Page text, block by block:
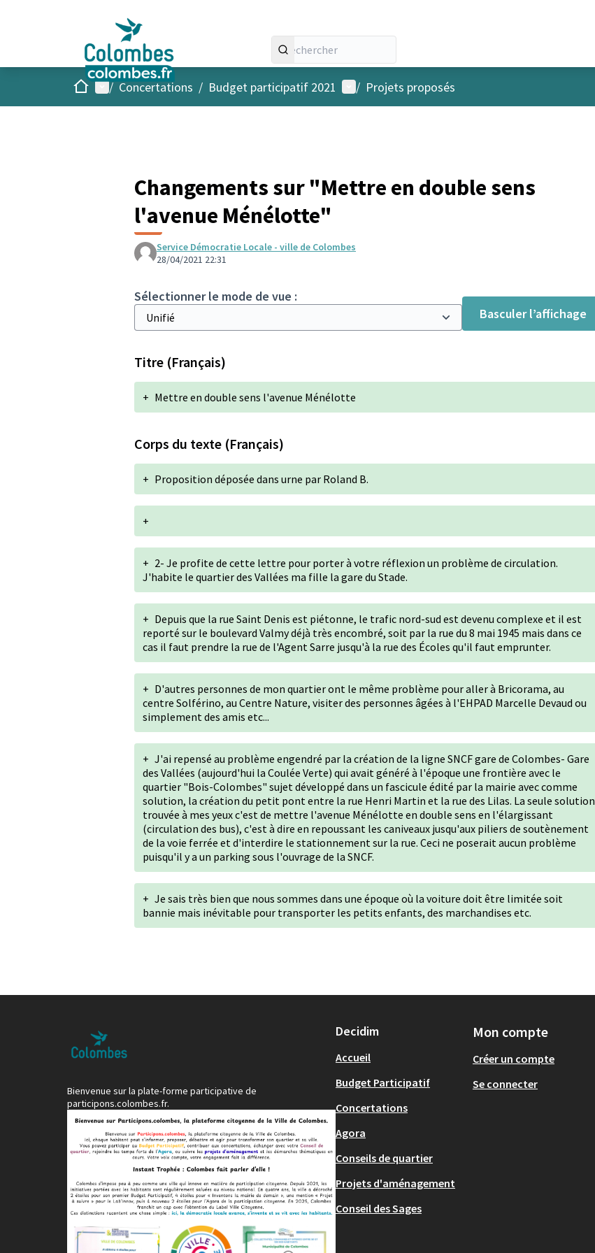
AccueilMenu principal
/ Concertations / Budget participatif 2021 Menu utilisateur
/ Projets proposés
Changements sur "Mettre en double sens
l'avenue Ménélotte"
Service Démocratie Locale - ville de Colombes
28/04/2021 22:31
Sélectionner le mode de vue :
Basculer l’affichage
Titre (Français)
+ Mettre en double sens l'avenue Ménélotte
Corps du texte (Français)
+ Proposition déposée dans urne par Roland B.
+
+ 2- Je profite de cette lettre pour porter à votre réflexion un problème de circulation.
J'habite le quartier des Vallées ma fille la gare du Stade.
+ Depuis que la rue Saint Denis est piétonne, le trafic nord-sud est devenu complexe et il est
reporté sur le boulevard Valmy déjà très encombré, soit par la rue du 8 mai 1945 mais dans ce
cas il faut prendre la rue de l'Agent Sarre jusqu'à la rue des Écoles qu'il faut emprunter.
+ D'autres personnes de mon quartier ont le même problème pour aller à Bricorama, au
centre Solférino, au Centre Nature, visiter des personnes âgées à l'EHPAD Marcelle Devaud ou
simplement des amis etc...
+ J'ai repensé au problème engendré par la création de la ligne SNCF gare de Colombes- Gare
des Vallées (aujourd'hui la Coulée Verte) qui avait généré à l'époque une frontière avec le
quartier "Bois-Colombes" sujet développé dans un fascicule édité par la mairie avec comme
solution, la création du petit pont entre la rue Henri Martin et la rue des Lilas. La seule solution
trouvée à mes yeux c'est de mettre l'avenue Ménélotte en double sens en l'élargissant
(circulation des bus), c'est à dire en repoussant les caniveaux jusqu'aux piliers de soutènement
de la voie ferrée et d'interdire le stationnement sur la rue. Ceci ne poserait aucun problème
puisqu'il y a un parking sous l'ouvrage de la SNCF.
+ Je sais très bien que nous sommes dans une époque où la voiture doit être limitée soit
bannie mais inévitable pour transporter les petits enfants, des marchandises etc.
Bienvenue sur la plate-forme participative de
participons.colombes.fr.
Decidim
Accueil
Budget Participatif
Concertations
Agora
Conseils de quartier
Projets d'aménagement
Conseil des Sages
Mon compte
Créer un compte
Se connecter